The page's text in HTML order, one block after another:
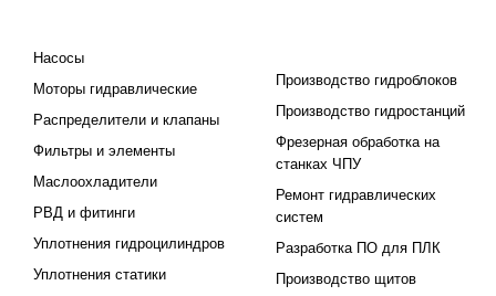
Насосы
Моторы гидравлические
Распределители и клапаны
Фильтры и элементы
Маслоохладители
РВД и фитинги
Уплотнения гидроцилиндров
Уплотнения статики
Производство гидроблоков
Производство гидростанций
Фрезерная обработка на
станках ЧПУ
Ремонт гидравлических
систем
Разработка ПО для ПЛК
Производство щитов